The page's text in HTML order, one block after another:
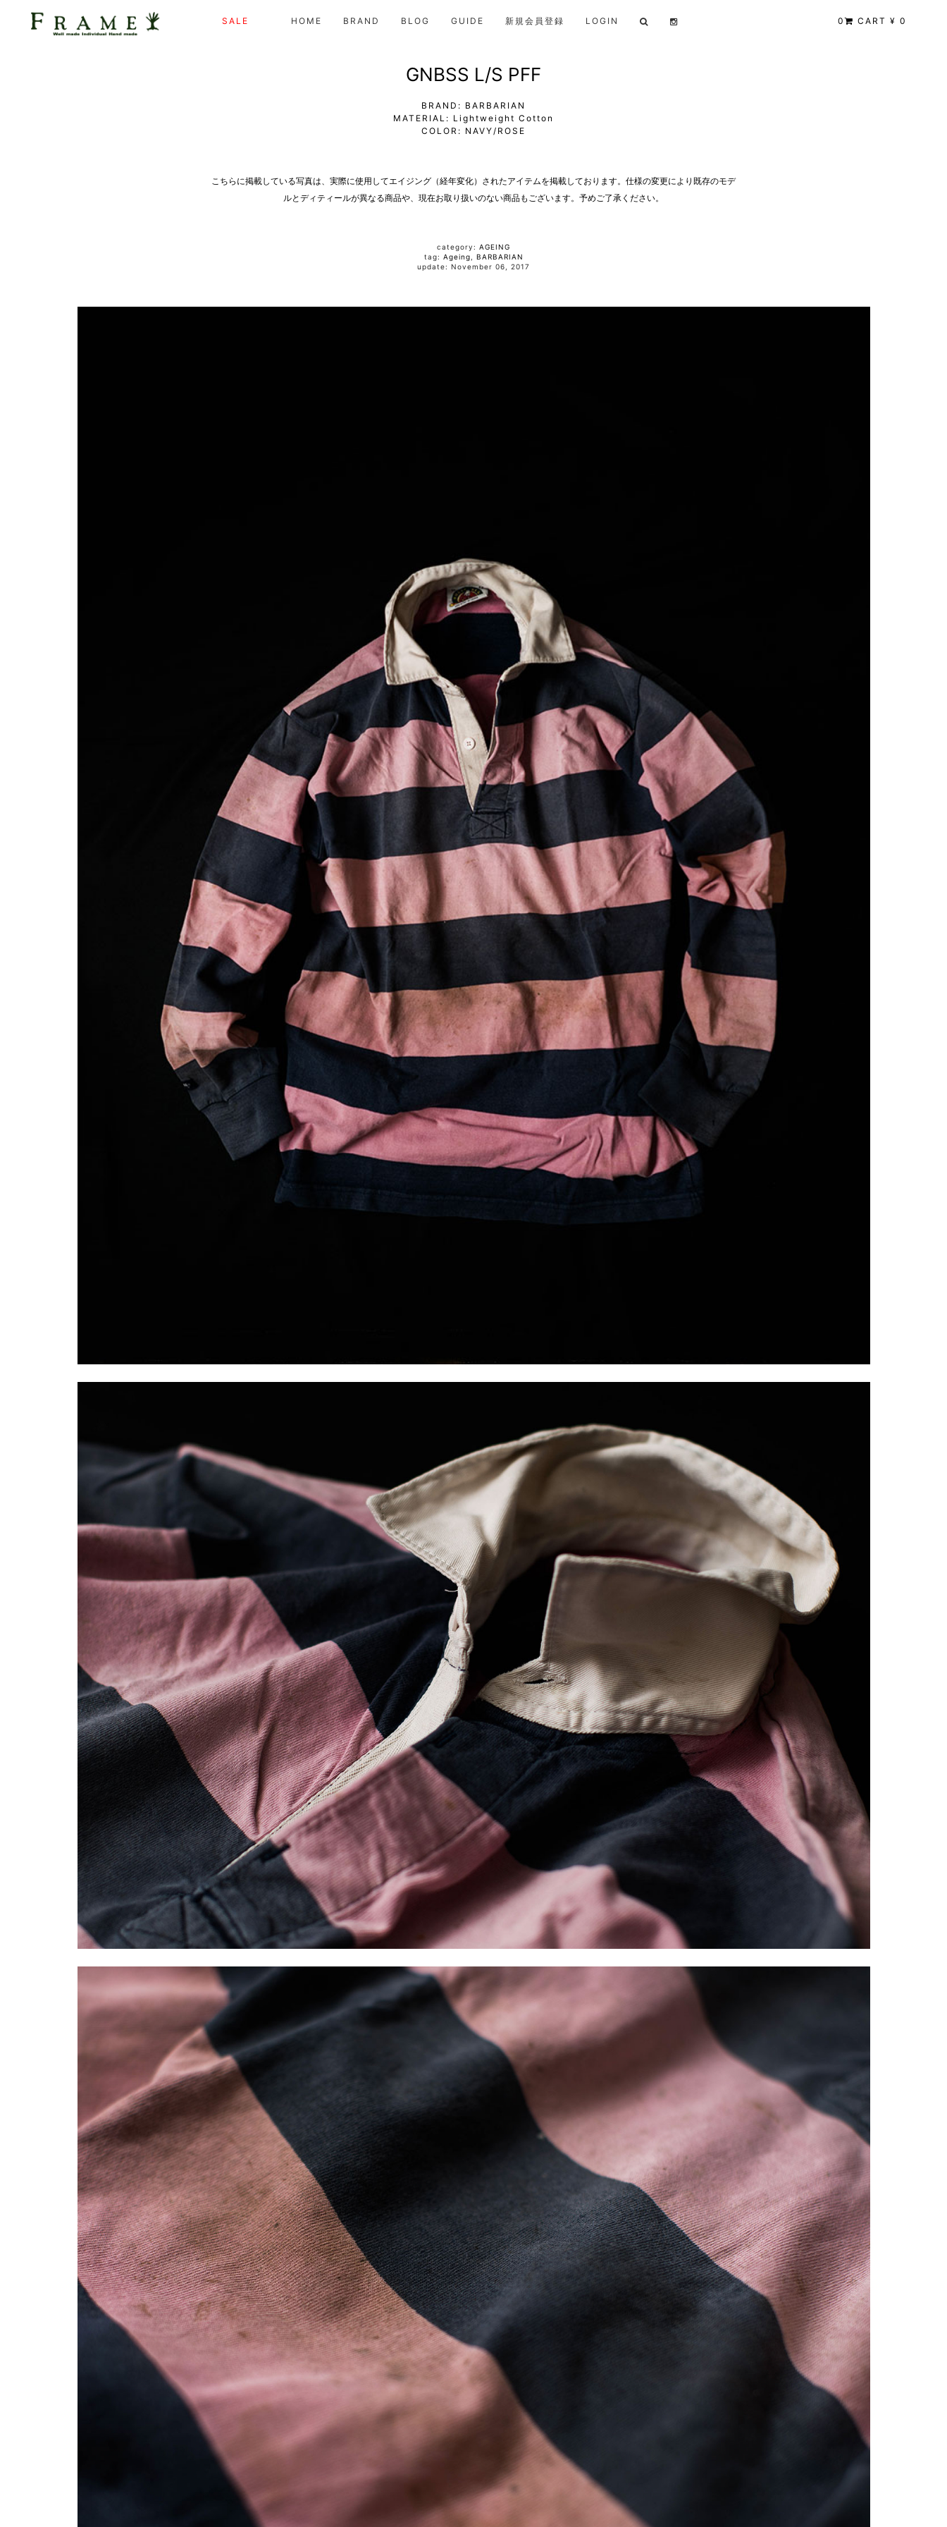
SALE HOME BRAND BLOG GUIDE 新規会員登録 LOGIN 0 CART ¥ 0
GNBSS L/S PFF
BRAND: BARBARIAN
MATERIAL: Lightweight Cotton
COLOR: NAVY/ROSE
こちらに掲載している写真は、実際に使用してエイジング（経年変化）されたアイテムを掲載しております。仕様の変更により既存のモデ
ルとディティールが異なる商品や、現在お取り扱いのない商品もございます。予めご了承ください。
category: AGEING
tag: Ageing
BARBARIAN
update: November 06, 2017